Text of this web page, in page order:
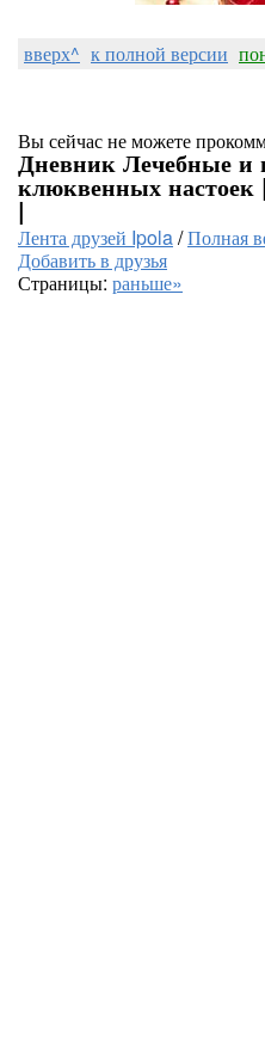
вверх^ к полной версии
Вы сейчас не можете
Дневник Лечебные и
клюквенных
|
Лента друзей Ipola/Полная
Добавить в друзья
Страницы: раньше»